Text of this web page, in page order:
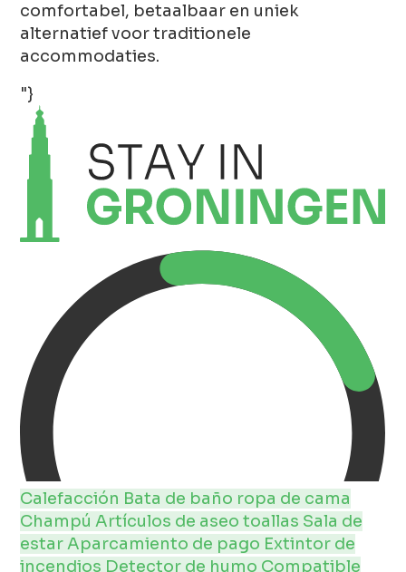
comfortabel, betaalbaar en uniek
alternatief voor traditionele
accommodaties.
"}
Calefacción Bata de baño ropa de cama
ChampúArtículos de aseotoallas Sala de
estarAparcamiento de pago Extintor de
incendios Detector de humo Compatible